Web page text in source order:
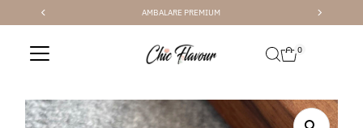
Sari la conținut AMBALARE PREMIUM
0